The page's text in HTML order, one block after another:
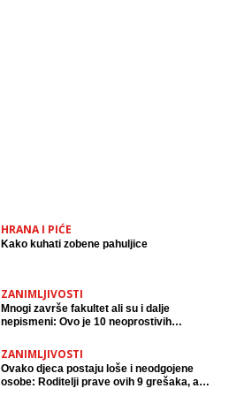
HRANA I PIĆE
Kako kuhati zobene pahuljice
ZANIMLJIVOSTI
Mnogi završe fakultet ali su i dalje
nepismeni: Ovo je 10 neoprostivih
ZANIMLJIVOSTI
Ovako djeca postaju loše i neodgojene
osobe: Roditelji prave ovih 9 grešaka, a